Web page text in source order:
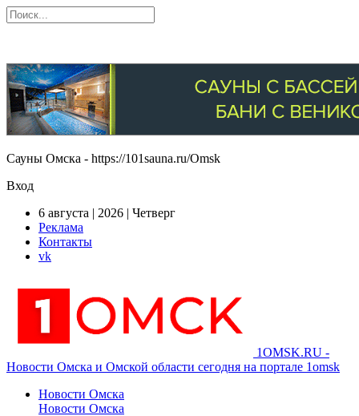
Сауны Омска - https://101sauna.ru/Omsk
Вход
6 августа | 2026 | Четверг
Реклама
Контакты
vk
1OMSK.RU -
Новости Омска и Омской области сегодня на портале 1omsk
Новости Омска
Новости Омска